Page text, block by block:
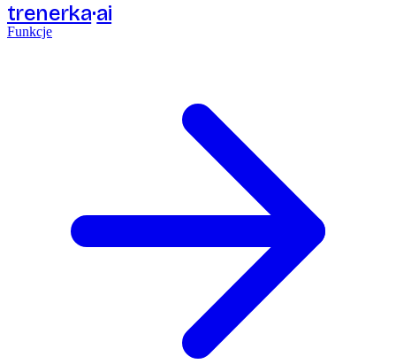
trenerka ai
Funkcje